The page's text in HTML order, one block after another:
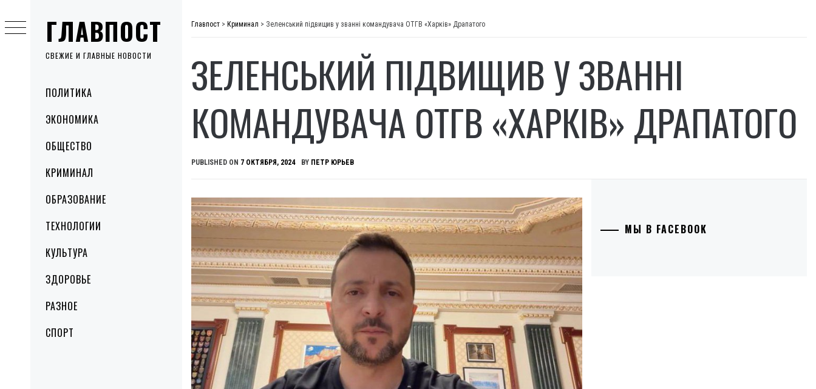
ГЛАВПОСТ
СВЕЖИЕ И ГЛАВНЫЕ НОВОСТИ
MenuПОЛИТИКА
ЭКОНОМИКА
ОБЩЕСТВО
КРИМИНАЛ
ОБРАЗОВАНИЕ
ТЕХНОЛОГИИ
КУЛЬТУРА
ЗДОРОВЬЕ
РАЗНОЕ
СПОРТ
to
content
Главпост > Криминал > Зеленський підвищив у званні командувача ОТГВ «Харків» Драпатого
ЗЕЛЕНСЬКИЙ ПІДВИЩИВ У ЗВАННІ
КОМАНДУВАЧА ОТГВ «ХАРКІВ» ДРАПАТОГО
PUBLISHED ON 7 ОКТЯБРЯ, 2024 BY ПЕТР ЮРЬЕВ
МЫ В FACEBOOK